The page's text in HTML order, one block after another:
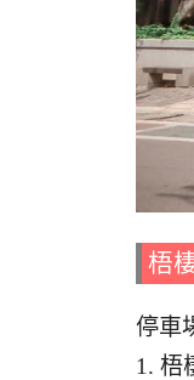
梧
停車
1. 梧